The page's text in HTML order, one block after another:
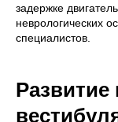
задержке
неврологических
специалистов.
Развитие